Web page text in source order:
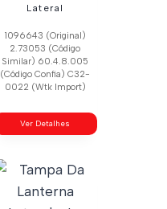
Lateral
1096643 (Original)
2.73053 (Código
Similar) 60.4.8.005
(Código Confia) C32-
0022 (Wtk Import)
Ver Detalhes